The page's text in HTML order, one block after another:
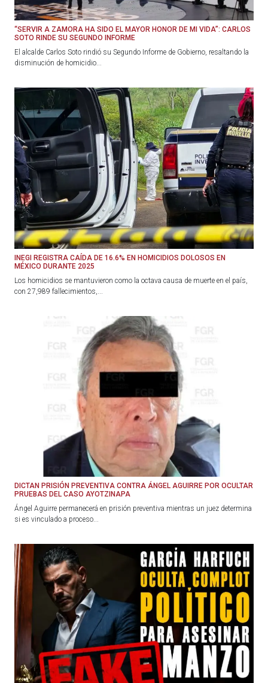
“SERVIR A ZAMORA HA SIDO EL MAYOR HONOR DE MI VIDA”: CARLOS
SOTO RINDE SU SEGUNDO INFORME
El alcalde Carlos Soto rindió su Segundo Informe de Gobierno, resaltando la
disminución de homicidio...
INEGI REGISTRA CAÍDA DE 16.6% EN HOMICIDIOS DOLOSOS EN
MÉXICO DURANTE 2025
Los homicidios se mantuvieron como la octava causa de muerte en el país,
con 27,989 fallecimientos,...
DICTAN PRISIÓN PREVENTIVA CONTRA ÁNGEL AGUIRRE POR OCULTAR
PRUEBAS DEL CASO AYOTZINAPA
Ángel Aguirre permanecerá en prisión preventiva mientras un juez determina
si es vinculado a proceso...